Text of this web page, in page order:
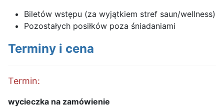
Biletów wstępu (za wyjątkiem stref saun/wellness)
Pozostałych posiłków poza śniadaniami
Terminy i cena
Termin:
wycieczka na zamówienie